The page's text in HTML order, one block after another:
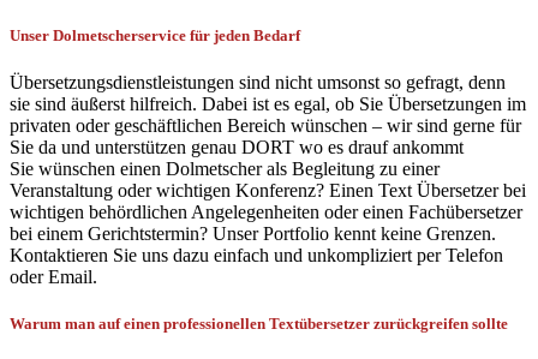
Unser Dolmetscherservice für jeden Bedarf
Übersetzungsdienstleistungen sind nicht umsonst so gefragt, denn
sie sind äußerst hilfreich. Dabei ist es egal, ob Sie Übersetzungen im
privaten oder geschäftlichen Bereich wünschen – wir sind gerne für
Sie da und unterstützen genau DORT wo es drauf ankommt
Sie wünschen einen Dolmetscher als Begleitung zu einer
Veranstaltung oder wichtigen Konferenz? Einen Text Übersetzer bei
wichtigen behördlichen Angelegenheiten oder einen Fachübersetzer
bei einem Gerichtstermin? Unser Portfolio kennt keine Grenzen.
Kontaktieren Sie uns dazu einfach und unkompliziert per Telefon
oder Email.
Warum man auf einen professionellen Textübersetzer zurückgreifen sollte